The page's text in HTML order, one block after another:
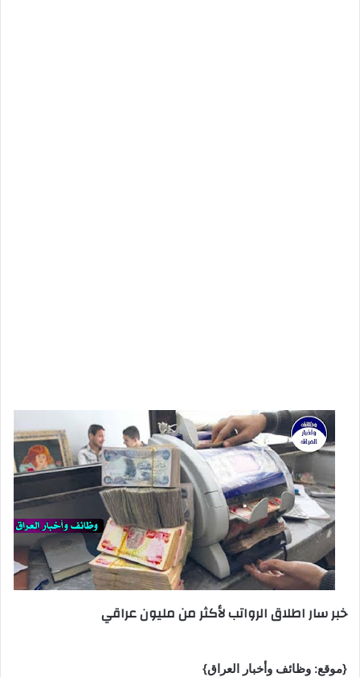
خبر سار اطلاق الرواتب لأكثر من مليون عراقي
{موقع: وظائف وأخبار العراق}